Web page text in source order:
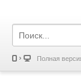
Полная